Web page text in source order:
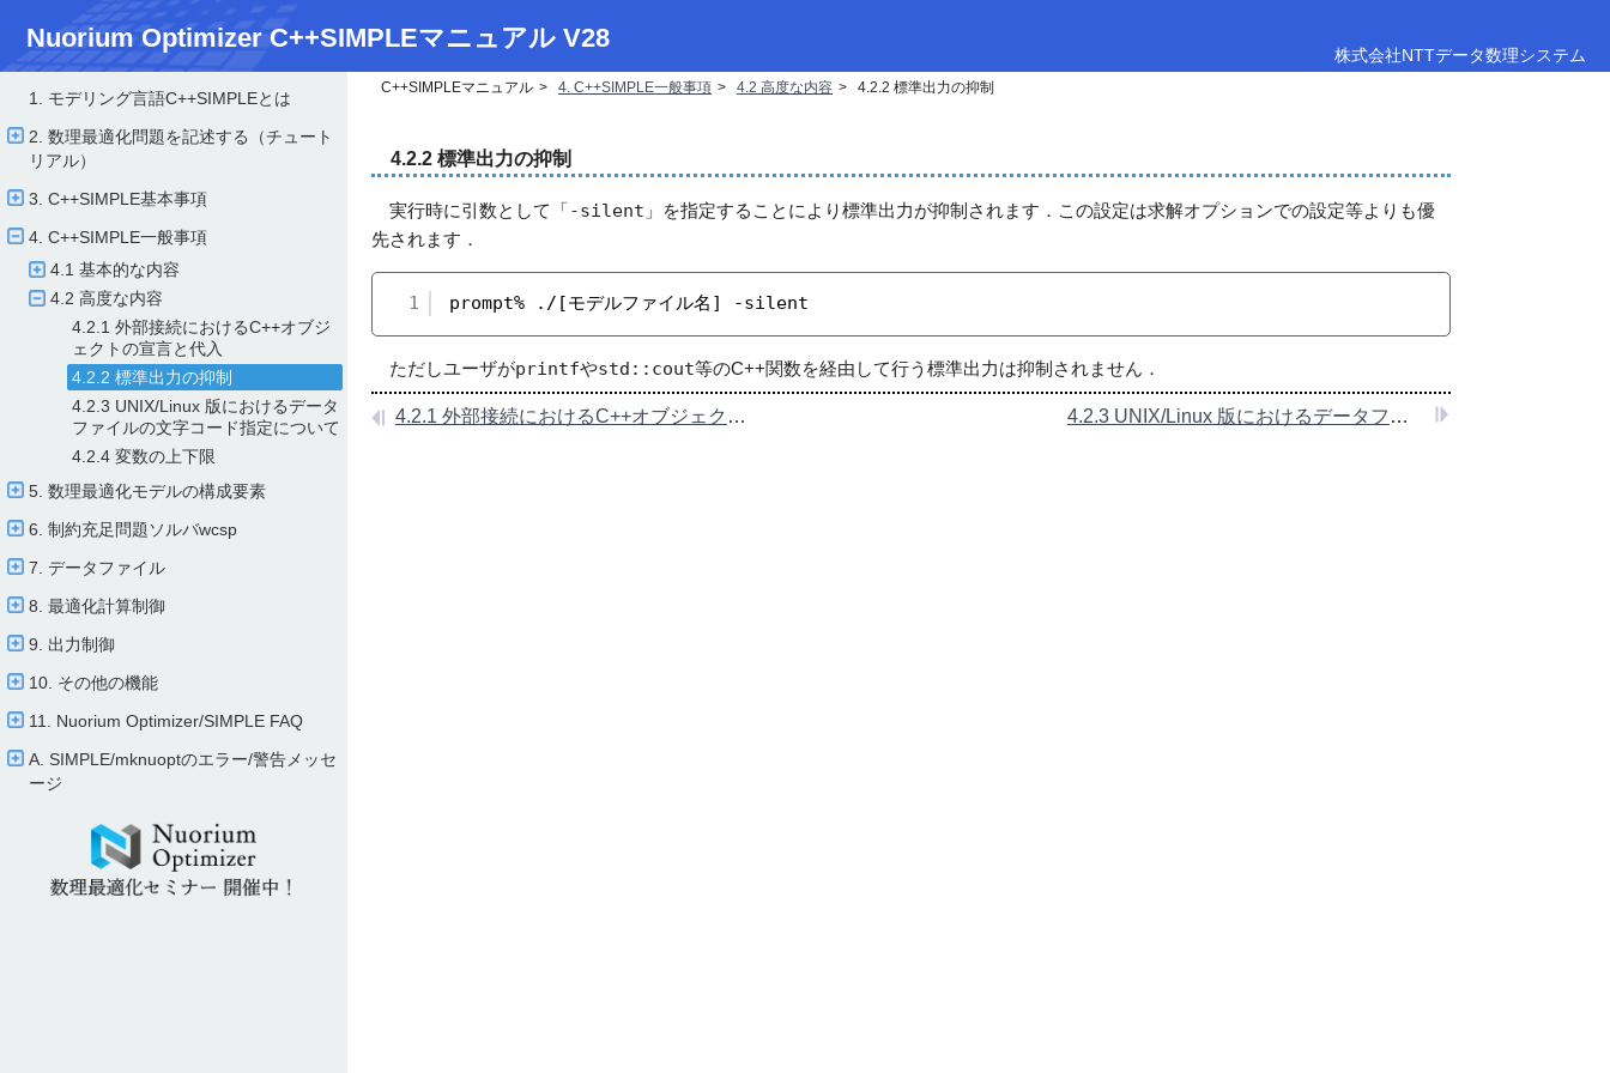
Nuorium Optimizer C++SIMPLEマニュアル V28
株式会社NTTデータ数理システム
1. モデリング言語C++SIMPLEとは
2. 数理最適化問題を記述する（チュート
リアル）
3. C++SIMPLE基本事項
4. C++SIMPLE一般事項
4.1 基本的な内容
4.2 高度な内容
4.2.1 外部接続におけるC++オブジ
ェクトの宣言と代入
4.2.2 標準出力の抑制
4.2.3 UNIX/​Linux 版におけるデータ
ファイルの文字コード指定について
4.2.4 変数の上下限
5. 数理最適化モデルの構成要素
6. 制約充足問題ソルバwcsp
7. データファイル
8. 最適化計算制御
9. 出力制御
10. その他の機能
11. Nuorium Optimizer/​SIMPLE FAQ
A. SIMPLE/​mknuoptのエラー/​警告メッセ
ージ
C++SIMPLEマニュアル 4. C++SIMPLE一般事項 4.2 高度な内容 4.2.2 標準出力の抑制
4.2.2 標準出力の抑制
実行時に引数として「-silent 」を指定することにより標準出力が抑制されます．この設定は求解オプションでの設定等よりも優
先されます．
1 prompt% ./[モデルファイル名] -silent
ただしユーザがprintfやstd::cout等のC++関数を経由して行う標準出力は抑制されません．
4.2.1 外部接続におけるC++オブジェクトの宣言と代入 4.2.3 UNIX/Linux 版におけるデータファイルの文字コード指定について